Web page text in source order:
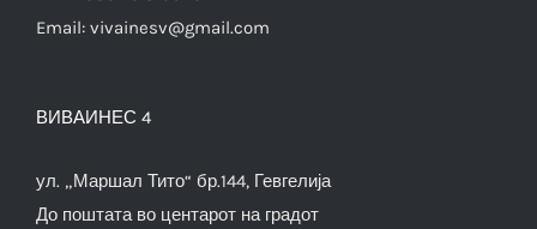
Email: vivainesv@gmail.com
ВИВАИНЕС 4
ул. „Маршал Тито“ бр.144, Гевгелија
До поштата во центарот на градот